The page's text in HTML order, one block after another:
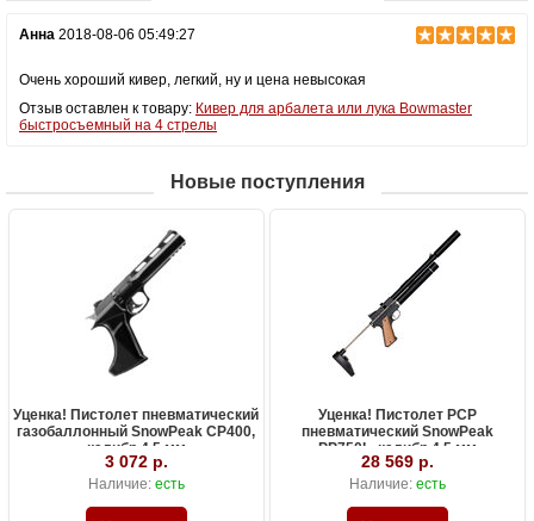
Анна 2018-08-06 05:49:27
Очень хороший кивер, легкий, ну и цена невысокая
Отзыв оставлен к товару: Кивер для арбалета или лука Bowmaster
быстросъемный на 4 стрелы
Новые поступления
Уценка! Пистолет пневматический
газобаллонный SnowPeak CP400,
калибр 4.5 мм
3 072 р.
Наличие: есть
Уценка! Пистолет PCP
пневматический SnowPeak
PP750L, калибр 4.5 мм
28 569 р.
Наличие: есть